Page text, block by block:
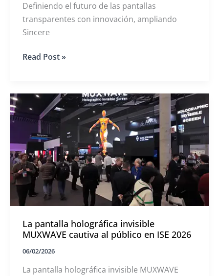
Definiendo el futuro de las pantallas
transparentes con innovación, ampliando
Sincere
MUXWAVE
la
2026
Read Post »
La pantalla holográfica invisible
MUXWAVE cautiva al público en ISE 2026
06/02/2026
La pantalla holográfica invisible MUXWAVE